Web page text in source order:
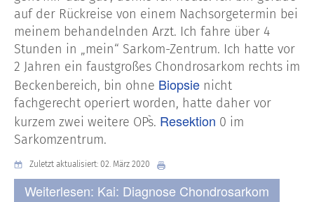
auf der Rückreise von einem Nachsorgetermin bei
meinem behandelnden Arzt. Ich fahre über 4
Stunden in „mein“ Sarkom-Zentrum. Ich hatte vor
2 Jahren ein faustgroßes Chondrosarkom rechts im
Beckenbereich, bin ohne Biopsie nicht
fachgerecht operiert worden, hatte daher vor
kurzem zwei weitere OP`s. Resektion 0 im
Sarkomzentrum.
Zuletzt aktualisiert: 02. März 2020
Weiterlesen: Kai: Diagnose Chondrosarkom